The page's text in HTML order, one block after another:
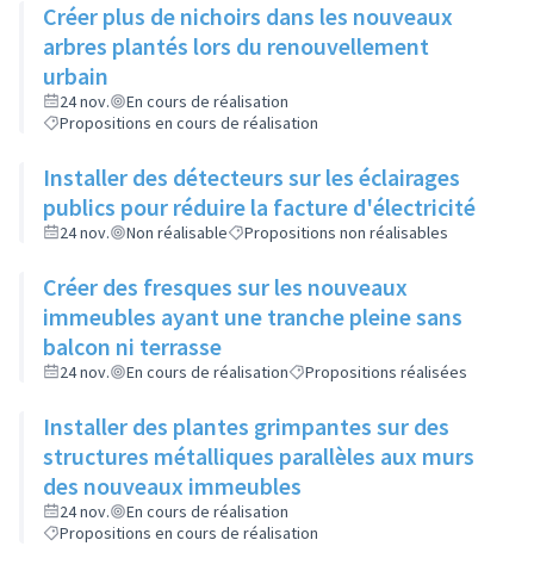
Créer plus de nichoirs dans les nouveaux
arbres plantés lors du renouvellement
urbain
24 nov.
En cours de réalisation
Propositions en cours de réalisation
Installer des détecteurs sur les éclairages
publics pour réduire la facture d'électricité
24 nov. Non réalisable Propositions non réalisables
Créer des fresques sur les nouveaux
immeubles ayant une tranche pleine sans
balcon ni terrasse
24 nov. En cours de réalisation Propositions réalisées
Installer des plantes grimpantes sur des
structures métalliques parallèles aux murs
des nouveaux immeubles
24 nov.
En cours de réalisation
Propositions en cours de réalisation